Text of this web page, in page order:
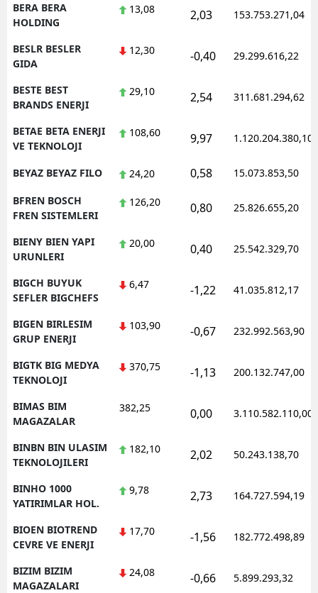
BERA BERA
HOLDING
13,08 2,03 153.753.271,04
BESLR BESLER
GIDA
12,30 -0,40 29.299.616,22
BESTE BEST
BRANDS ENERJI
29,10 2,54 311.681.294,62
BETAE BETA ENERJI
VE TEKNOLOJI
108,60 9,97 1.120.204.380,10
BEYAZ BEYAZ FILO 24,20 0,58 15.073.853,50
BFREN BOSCH
FREN SISTEMLERI
126,20 0,80 25.826.655,20
BIENY BIEN YAPI
URUNLERI
20,00 0,40 25.542.329,70
BIGCH BUYUK
SEFLER BIGCHEFS
6,47 -1,22 41.035.812,17
BIGEN BIRLESIM
GRUP ENERJI
103,90 -0,67 232.992.563,90
BIGTK BIG MEDYA
TEKNOLOJI
370,75 -1,13 200.132.747,00
BIMAS BIM
MAGAZALAR
382,25 0,00 3.110.582.110,00
BINBN BIN ULASIM
TEKNOLOJILERI
182,10 2,02 50.243.138,70
BINHO 1000
YATIRIMLAR HOL.
9,78 2,73 164.727.594,19
BIOEN BIOTREND
CEVRE VE ENERJI
17,70 -1,56 182.772.498,89
BIZIM BIZIM
MAGAZALARI
24,08 -0,66 5.899.293,32